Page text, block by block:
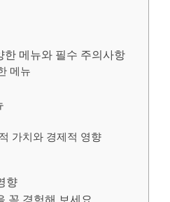
한 메뉴와 필수 주의사항
메뉴
가치와 경제적 영향
향
꼭 경험해 보세요